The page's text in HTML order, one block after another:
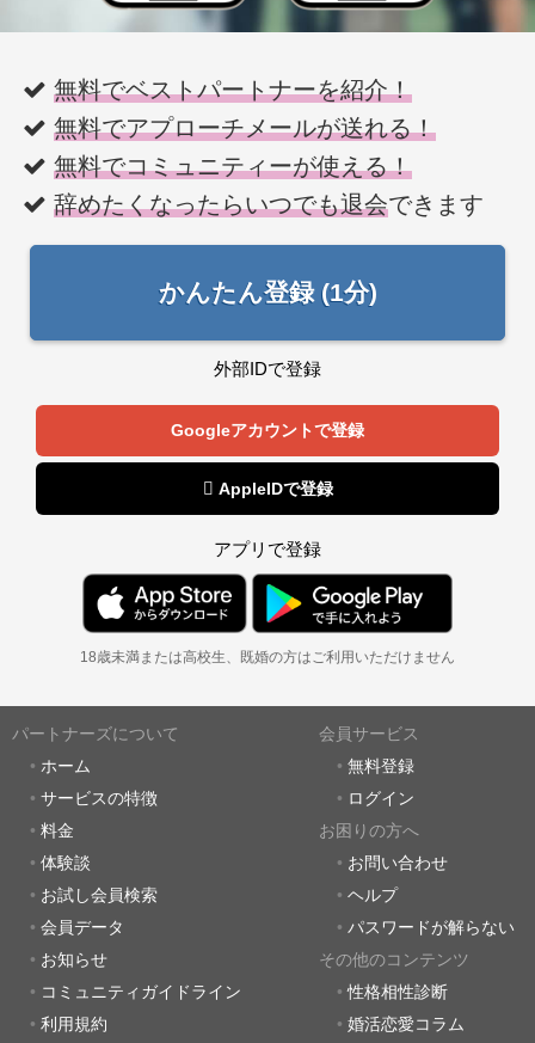
無料でベストパートナーを紹介！
無料でアプローチメールが送れる！
無料でコミュニティーが使える！
辞めたくなったらいつでも退会できます
かんたん登録 (1分)
外部IDで登録
Googleアカウントで登録
 AppleIDで登録
アプリで登録
18歳未満または高校生、既婚の方はご利用いただけません
パートナーズについて
ホーム
サービスの特徴
料金
体験談
お試し会員検索
会員データ
お知らせ
コミュニティガイドライン
利用規約
会員サービス
無料登録
ログイン
お困りの方へ
お問い合わせ
ヘルプ
パスワードが解らない
その他のコンテンツ
性格相性診断
婚活恋愛コラム